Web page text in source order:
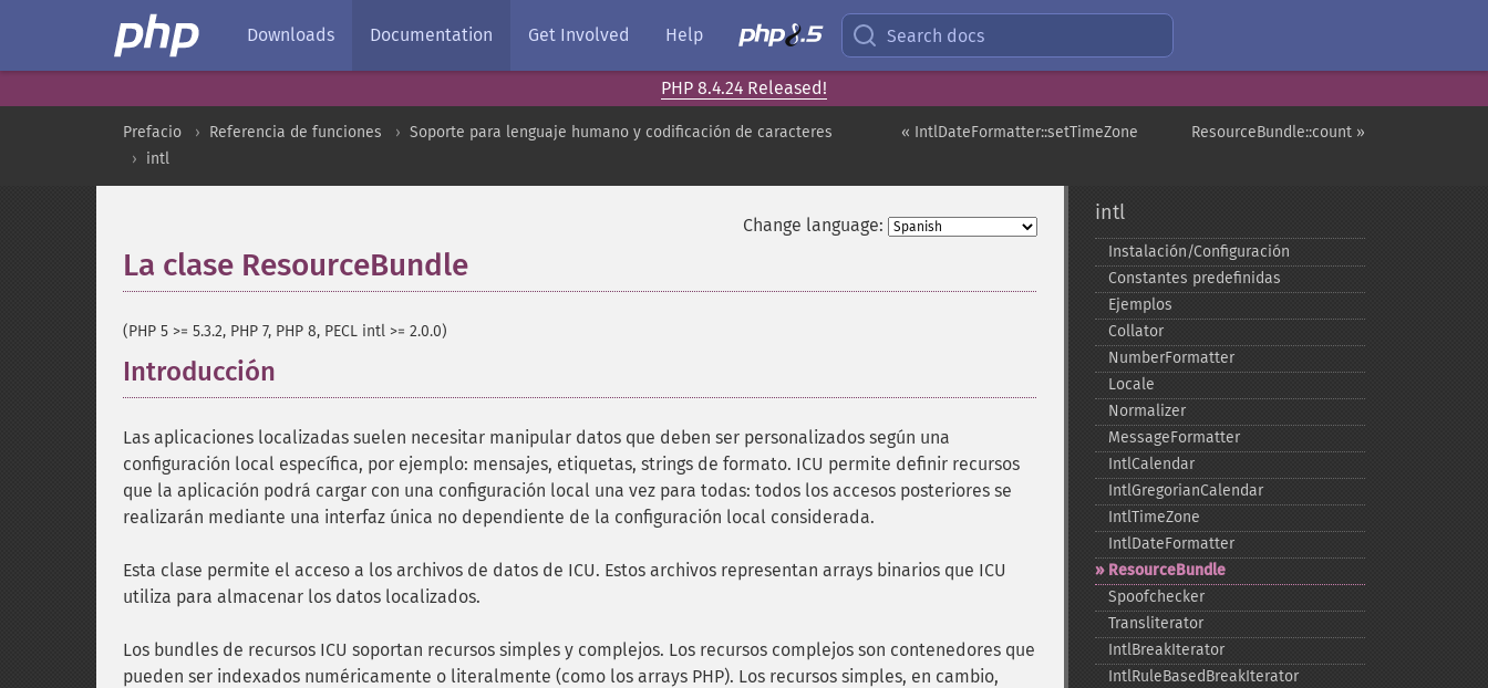
Downloads Documentation Get Involved Help Search docs
PHP 8.4.24 Released!
ResourceBundle::count »
« IntlDateFormatter::setTimeZone
Prefacio Referencia de funciones
Soporte para lenguaje humano y codificación de caracteres
intl
Change language:
La clase ResourceBundle
(PHP 5 >= 5.3.2, PHP 7, PHP 8, PECL intl >= 2.0.0)
Introducción
Las aplicaciones localizadas suelen necesitar manipular datos que deben ser personalizados según una
configuración local específica, por ejemplo: mensajes, etiquetas, strings de formato. ICU permite definir recursos
que la aplicación podrá cargar con una configuración local una vez para todas: todos los accesos posteriores se
realizarán mediante una interfaz única no dependiente de la configuración local considerada.
Esta clase permite el acceso a los archivos de datos de ICU. Estos archivos representan arrays binarios que ICU
utiliza para almacenar los datos localizados.
Los bundles de recursos ICU soportan recursos simples y complejos. Los recursos complejos son contenedores que
pueden ser indexados numéricamente o literalmente (como los arrays PHP). Los recursos simples, en cambio,
intl
Instalación/Configuración
Constantes predefinidas
Ejemplos
Collator
NumberFormatter
Locale
Normalizer
MessageFormatter
IntlCalendar
IntlGregorianCalendar
IntlTimeZone
IntlDateFormatter
ResourceBundle
Spoofchecker
Transliterator
IntlBreakIterator
IntlRuleBasedBreakIterator